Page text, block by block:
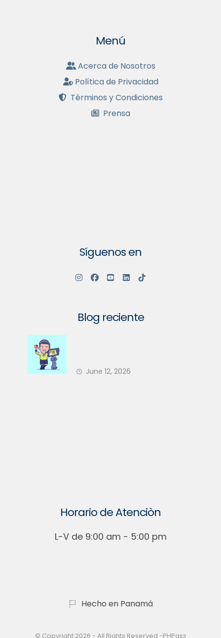
Menú
Acerca de Nosotros
Política de Privacidad
Términos y Condiciones
Prensa
Síguenos en
Blog reciente
Su PH Preparado?
June 12, 2026
Horario de Atenciòn
L-V de 9:00 am - 5:00 pm
Hecho en Panamá
© Copyright 2026 - All Rights Reserved -PHPass